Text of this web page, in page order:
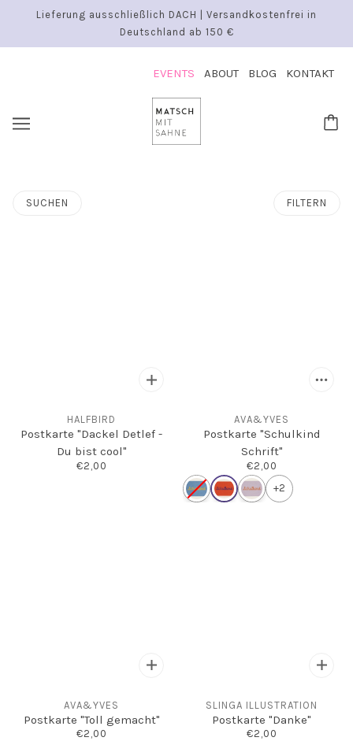
Lieferung ausschließlich DACH | Versandkostenfrei in
Deutschland ab 150 €
EVENTS ABOUT BLOG KONTAKT
SUCHEN FILTERN
HALFBIRD
Postkarte "Dackel Detlef -
Du bist cool"
€2,00
AVA&YVES
Postkarte "Schulkind
Schrift"
€2,00
+2
AVA&YVES
Postkarte "Toll gemacht"
€2,00
SLINGA ILLUSTRATION
Postkarte "Danke"
€2,00